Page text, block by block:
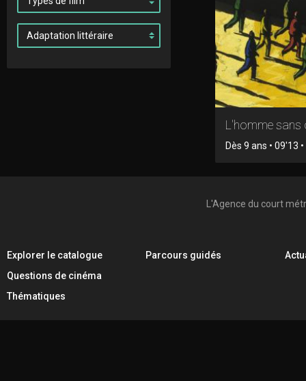
L'homme sans
Dès 9 ans • 09'13
L'Agence du court
Explorer le catalogue
Questions de cinéma
Thématiques
Parcours guidés